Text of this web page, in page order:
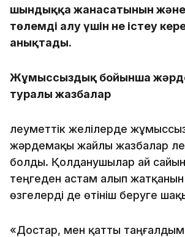
шындыққа жанасатынын
төлемді алу үшін не істеу
анықтады.
Жұмыссыздық бойынша
туралы жазбалар
Әлеуметтік желілерде
жәрдемақы жайлы жазбалар
болды. Қолданушылар ай
теңгеден астам алып
өзгелерді де өтініш беруге
«Достар, мен қатты